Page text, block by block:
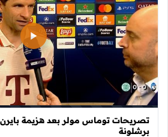
تصريحات توماس مولر بعد هزيمة بايرن
برشلونة